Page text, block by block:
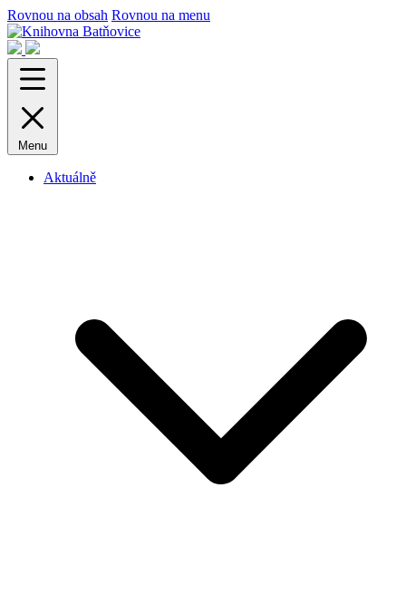
Rovnou na obsah Rovnou na menu
Menu
Aktuálně